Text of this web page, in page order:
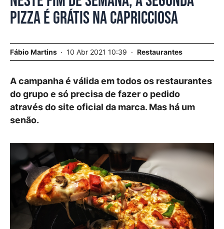
pizza é grátis na Capricciosa
Fábio Martins 10 Abr 2021 10:39 Restaurantes
A campanha é válida em todos os restaurantes
do grupo e só precisa de fazer o pedido
através do site oficial da marca. Mas há um
senão.